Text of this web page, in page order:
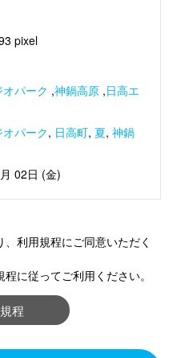
pixel
パーク ,神鍋高原 ,日高エ
パーク, 日高町, 夏, 神鍋
02日 (金)
利用規程にご同意いただく
に従ってご利用ください。
程